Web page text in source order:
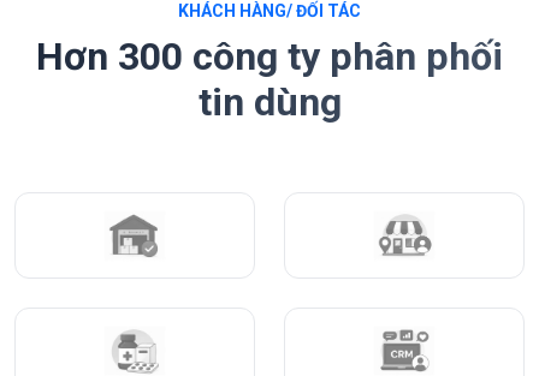
KHÁCH HÀNG/ ĐỐI TÁC
Hơn 300 công ty phân phối
tin dùng